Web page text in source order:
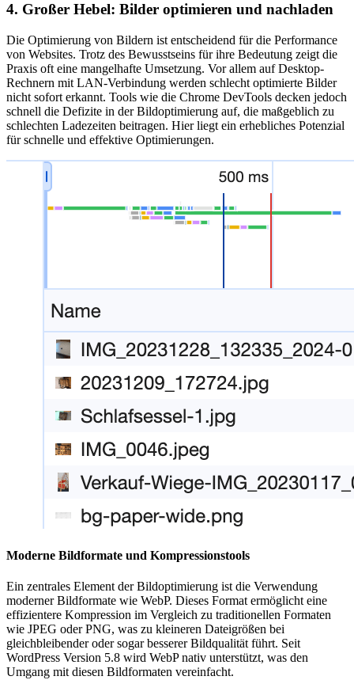
4. Großer Hebel: Bilder optimieren und nachladen
Die Optimierung von Bildern ist entscheidend für die Performance
von Websites. Trotz des Bewusstseins für ihre Bedeutung zeigt die
Praxis oft eine mangelhafte Umsetzung. Vor allem auf Desktop-
Rechnern mit LAN-Verbindung werden schlecht optimierte Bilder
nicht sofort erkannt. Tools wie die Chrome DevTools decken jedoch
schnell die Defizite in der Bildoptimierung auf, die maßgeblich zu
schlechten Ladezeiten beitragen. Hier liegt ein erhebliches Potenzial
für schnelle und effektive Optimierungen.
Moderne Bildformate und Kompressionstools
Ein zentrales Element der Bildoptimierung ist die Verwendung
moderner Bildformate wie WebP. Dieses Format ermöglicht eine
effizientere Kompression im Vergleich zu traditionellen Formaten
wie JPEG oder PNG, was zu kleineren Dateigrößen bei
gleichbleibender oder sogar besserer Bildqualität führt. Seit
WordPress Version 5.8 wird WebP nativ unterstützt, was den
Umgang mit diesen Bildformaten vereinfacht.